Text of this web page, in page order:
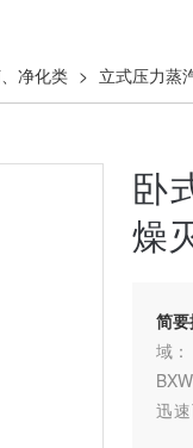
净化类 > 立式压力蒸
卧
燥
简要
域：
迅